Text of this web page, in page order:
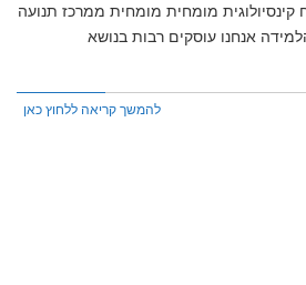
מומחית מומחית ממרכז תנועה
אנחנו עוסקים רבות בנושא
להמשך קריאה ללחוץ כאן